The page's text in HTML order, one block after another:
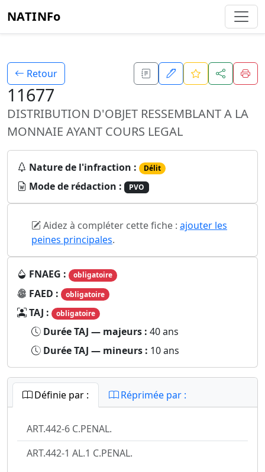
NATINFo
Retour
11677
DISTRIBUTION D'OBJET RESSEMBLANT A LA
MONNAIE AYANT COURS LEGAL
Nature de l'infraction : Délit
Mode de rédaction : PVO
Aidez à compléter cette fiche : ajouter les
peines principales.
FNAEG : obligatoire
FAED : obligatoire
TAJ : obligatoire
Durée TAJ — majeurs : 40 ans
Durée TAJ — mineurs : 10 ans
Définie par : Réprimée par :
ART.442-6 C.PENAL.
ART.442-1 AL.1 C.PENAL.